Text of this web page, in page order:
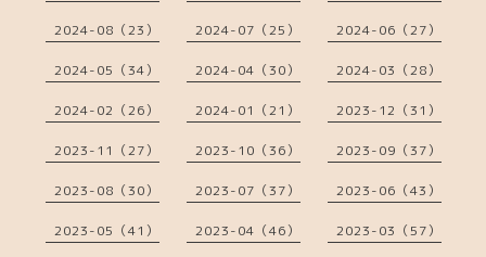
2024-08（23） 2024-07（25） 2024-06（27）
2024-05（34） 2024-04（30） 2024-03（28）
2024-02（26） 2024-01（21） 2023-12（31）
2023-11（27） 2023-10（36） 2023-09（37）
2023-08（30） 2023-07（37） 2023-06（43）
2023-05（41） 2023-04（46） 2023-03（57）